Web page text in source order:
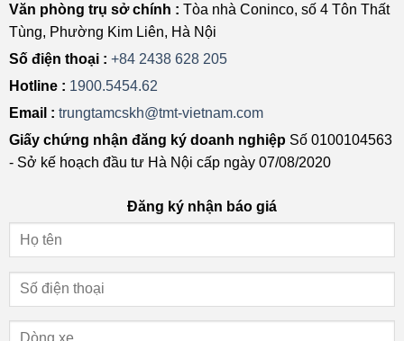
Văn phòng trụ sở chính : Tòa nhà Coninco, số 4 Tôn Thất
Tùng, Phường Kim Liên, Hà Nội
Số điện thoại : +84 2438 628 205
Hotline : 1900.5454.62
Email : trungtamcskh@tmt-vietnam.com
Giấy chứng nhận đăng ký doanh nghiệp Số 0100104563
- Sở kế hoạch đầu tư Hà Nội cấp ngày 07/08/2020
Đăng ký nhận báo giá